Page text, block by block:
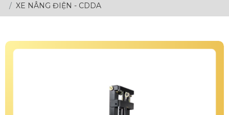
XE NÂNG ĐIỆN - CDDA